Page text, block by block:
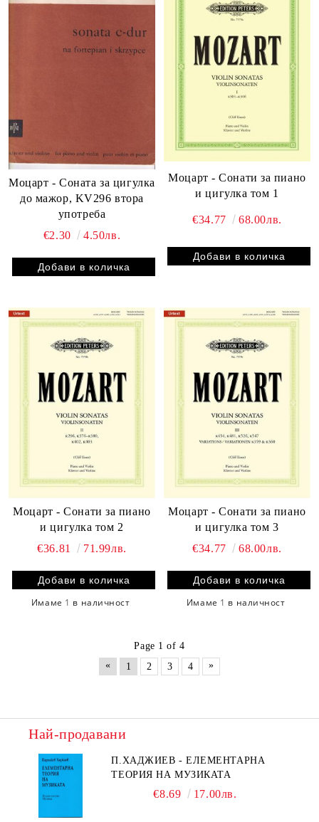
Моцарт - Соната за цигулка
до мажор, KV296 втора
употреба
€2.30
4.50лв.
Моцарт - Сонати за пиано
и цигулка том 1
€34.77 68.00лв.
Моцарт - Сонати за пиано
и цигулка том 2
€36.81
71.99лв.
Имаме 1 в наличност
Моцарт - Сонати за пиано
и цигулка том 3
€34.77
68.00лв.
Имаме 1 в наличност
Page 1 of 4
«
1 2 3 4 »
Най-продавани
П.ХАДЖИЕВ - ЕЛЕМЕНТАРНА
ТЕОРИЯ НА МУЗИКАТА
€8.69 17.00лв.